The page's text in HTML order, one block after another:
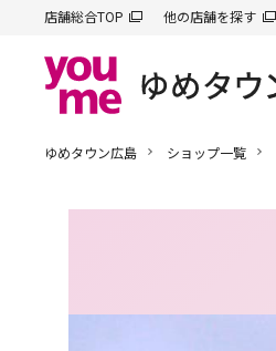
店舗総合TOP 他の店舗を探す
ゆめタウン広島 ショップ一覧